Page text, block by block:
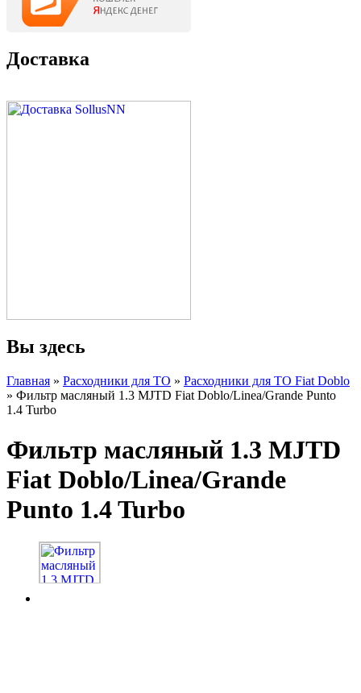
Доставка
Вы здесь
Главная » Расходники для ТО » Расходники для ТО Fiat Doblo
» Фильтр масляный 1.3 MJTD Fiat Doblo/Linea/Grande Punto
1.4 Turbo
Фильтр масляный 1.3 MJTD
Fiat Doblo/Linea/Grande
Punto 1.4 Turbo